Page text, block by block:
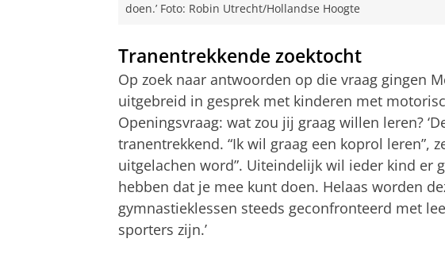
doen.’ Foto: Robin Utrecht/Hollandse Hoogte
Tranentrekkende zoektocht
Op zoek naar antwoorden op die vraag gingen
uitgebreid in gesprek met kinderen met
Openingsvraag: wat zou jij graag willen leren?
tranentrekkend. “Ik wil graag een koprol leren”,
uitgelachen word”. Uiteindelijk wil ieder kind er
hebben dat je mee kunt doen. Helaas worden
gymnastieklessen steeds geconfronteerd met
sporters zijn.’